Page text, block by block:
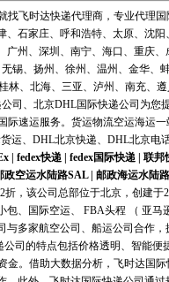
找飞时达快递代理商，专业代理
、石家庄、呼和浩特、太原、沈
广州、深圳、南宁、海口、重庆
锡、扬州、徐州、温州、金华
林、北海、三亚、泸州、南充、
司、北京DHL国际快递公司为
际速运服务。货运物流空运海运
运、DHL北京快递、DHL北京电
| fedex快递| fedex国际快递| 联邦
政空运水陆路SAL| 邮政海运水陆路
折，该公司总部位于北京，创建
、国际空运、 FBA头程 （ 亚
与多家航空公司、船运公司合作
司的特点包括价格透明、智能
金。借助大数据分析，飞时达国